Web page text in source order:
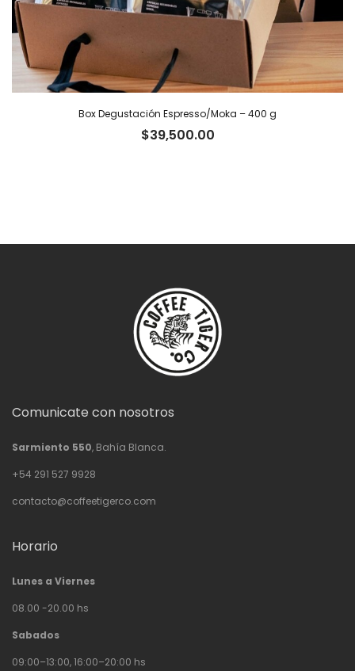
Box Degustación Espresso/Moka – 400 g
$39,500.00
Comunicate con nosotros
Sarmiento 550, Bahía Blanca.
+54 291 527 9928
contacto@coffeetigerco.com
Horario
Lunes a Viernes
08.00 -20.00 hs
Sabados
09:00–13:00, 16:00–20:00 hs